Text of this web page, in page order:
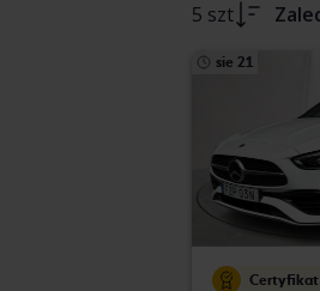
5 szt
sie 21
Certyfikat